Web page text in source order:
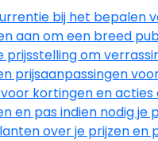
bij het bepalen
aan om een breed
om
prijsaanpassingen
kortingen en
en pas indien nodig je
over je prijzen en